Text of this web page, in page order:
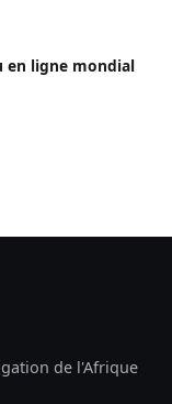
en ligne mondial
de l'Afrique